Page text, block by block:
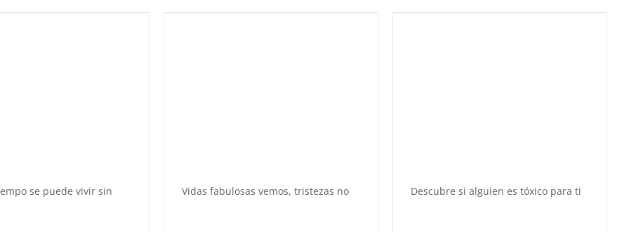
se puede vivir sin Vidas fabulosas vemos, tristezas no Descubre si alguien es tóxico para ti